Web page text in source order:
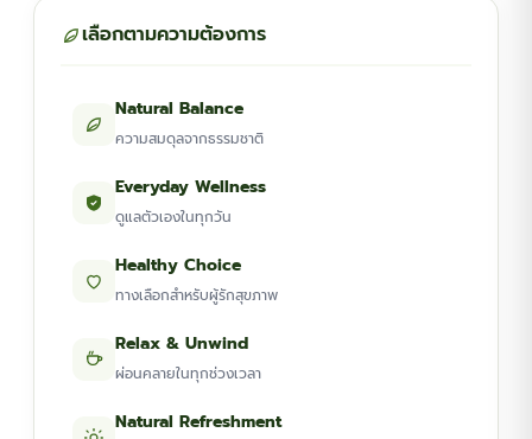
เลือกตามความต้องการ
Natural Balance
ความสมดุลจากธรรมชาติ
Everyday Wellness
ดูแลตัวเองในทุกวัน
Healthy Choice
ทางเลือกสำหรับผู้รักสุขภาพ
Relax & Unwind
ผ่อนคลายในทุกช่วงเวลา
Natural Refreshment